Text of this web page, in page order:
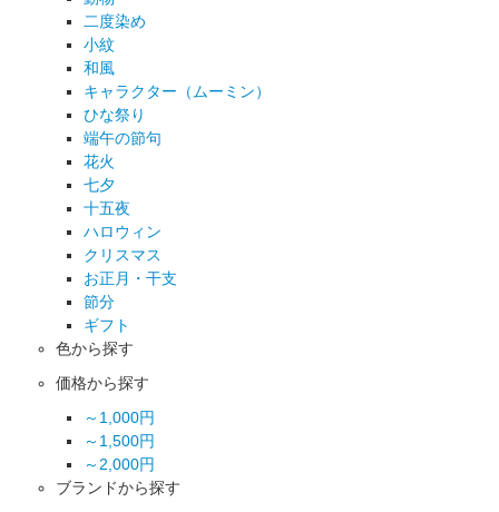
二度染め
小紋
和風
キャラクター（ムーミン）
ひな祭り
端午の節句
花火
七夕
十五夜
ハロウィン
クリスマス
お正月・干支
節分
ギフト
色から探す
価格から探す
～1,000円
～1,500円
～2,000円
ブランドから探す